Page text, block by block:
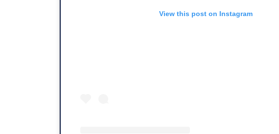
View this post on Instagram